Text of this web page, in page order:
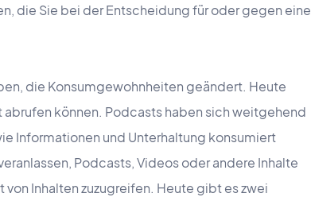
die Sie bei der Entscheidung für oder gegen eine
die Konsumgewohnheiten geändert. Heute
können. Podcasts haben sich weitgehend
Informationen und Unterhaltung konsumiert
Podcasts, Videos oder andere Inhalte
Inhalten zuzugreifen. Heute gibt es zwei